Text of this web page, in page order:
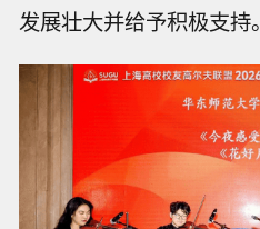
发展壮大并给予积极支持。